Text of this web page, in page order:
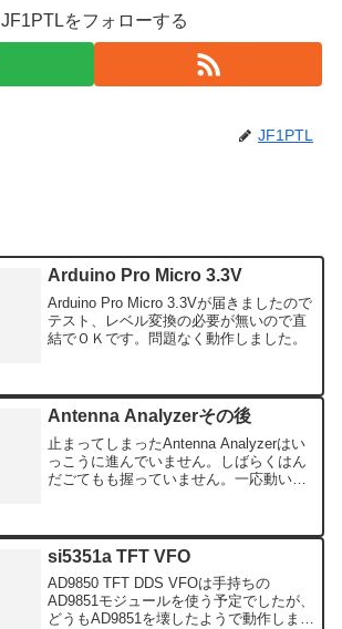
JF1PTLをフォローする
JF1PTL
Arduino Pro Micro 3.3V
Arduino Pro Micro 3.3Vが届きましたので
テスト、レベル変換の必要が無いので直
結でＯＫです。問題なく動作しました。
Antenna Analyzerその後
止まってしまったAntenna Analyzerはい
っこうに進んでいません。しばらくはん
だごてもも握っていません。一応動いて
Analyzerとして使えるのかは...
si5351a TFT VFO
AD9850 TFT DDS VFOは手持ちの
AD9851モジュールを使う予定でしたが、
どうもAD9851を壊したようで動作しませ